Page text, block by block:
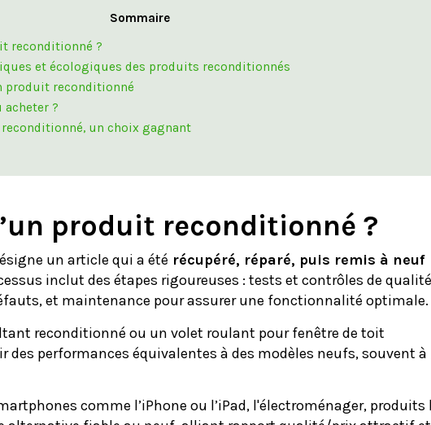
Sommaire
reconditionné ?
et écologiques des produits reconditionnés
produit reconditionné
?
un choix gagnant
produit reconditionné ?
un article qui a été récupéré, réparé, puis remis à neuf
inclut des étapes rigoureuses : tests et contrôles de
et maintenance pour assurer une fonctionnalité optimale.
reconditionné ou un volet roulant pour fenêtre de toit
performances équivalentes à des modèles neufs, souvent à
comme l’iPhone ou l’iPad, l'électroménager, produits